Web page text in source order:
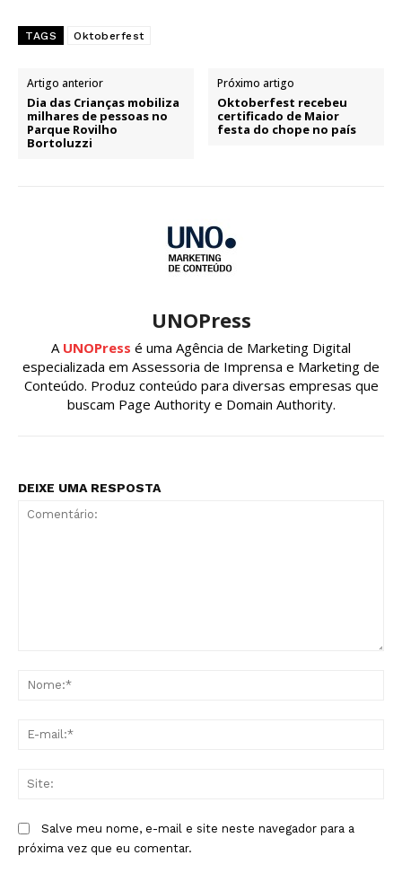
TAGS Oktoberfest
Artigo anterior
Dia das Crianças mobiliza
milhares de pessoas no
Parque Rovilho
Bortoluzzi
Próximo artigo
Oktoberfest recebeu
certificado de Maior
festa do chope no país
UNOPress
A UNOPress é uma Agência de Marketing Digital
especializada em Assessoria de Imprensa e Marketing de
Conteúdo. Produz conteúdo para diversas empresas que
buscam Page Authority e Domain Authority.
DEIXE UMA RESPOSTA
Salve meu nome, e-mail e site neste navegador para a
próxima vez que eu comentar.